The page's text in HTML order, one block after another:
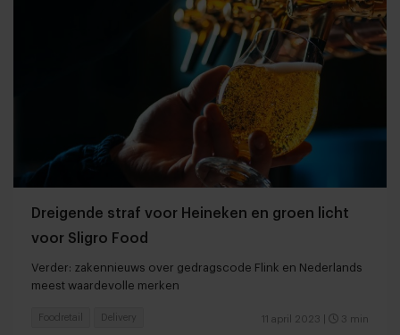
Dreigende straf voor Heineken en groen licht
voor Sligro Food
Verder: zakennieuws over gedragscode Flink en Nederlands
meest waardevolle merken
11 april 2023 3 min
Foodretail Delivery